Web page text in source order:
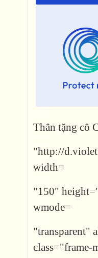
Thân tặng cô
"http://
width=
"150"
wmode=
"transparent"